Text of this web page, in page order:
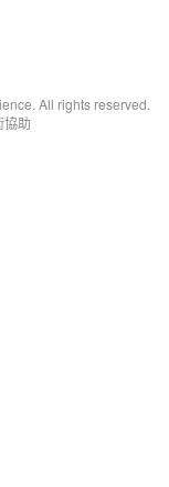
All rights reserved.
協助